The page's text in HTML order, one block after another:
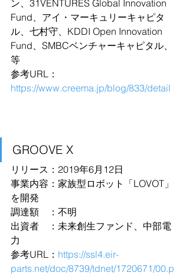
ン、31VENTURES Global Innovation
Fund、アイ・マーキュリーキャピタ
ル、七村守、KDDI Open Innovation
Fund、SMBCベンチャーキャピタル、
等
参考URL：
https://www.creema.jp/blog/833/detail
GROOVE X
リリース：2019年6月12日
事業内容：家族型ロボット「LOVOT」
を開発
調達額　：不明
出資者　：未来創生ファンド、中部電
力
参考URL： https://ssl4.eir-
parts.net/doc/8739/tdnet/1720671/00.p